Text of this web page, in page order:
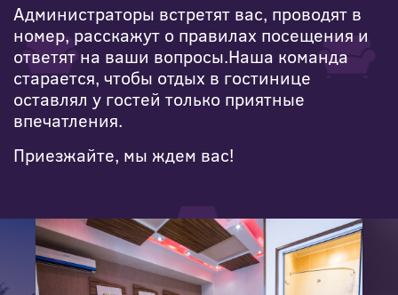
Администраторы встретят вас, проводят в
номер, расскажут о правилах посещения и
ответят на ваши вопросы.Наша команда
старается, чтобы отдых в гостинице
оставлял у гостей только приятные
впечатления.
Приезжайте, мы ждем вас!